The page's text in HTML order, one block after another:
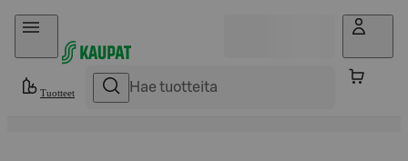
Hyppää sisältöön
Tuotteet